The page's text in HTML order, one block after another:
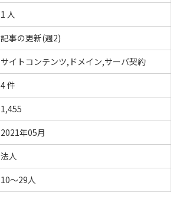
1 人
記事の更新(週2)
サイトコンテンツ,ドメイン,サーバ契約
4 件
1,455
2021年05月
法人
10～29人